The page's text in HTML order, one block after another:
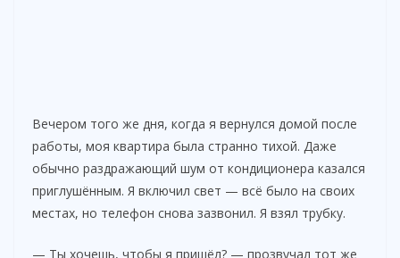
Вечером того же дня, когда я вернулся домой после
работы, моя квартира была странно тихой. Даже
обычно раздражающий шум от кондиционера казался
приглушённым. Я включил свет — всё было на своих
местах, но телефон снова зазвонил. Я взял трубку.
— Ты хочешь, чтобы я пришёл? — прозвучал тот же